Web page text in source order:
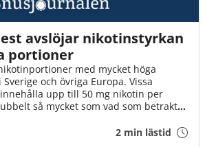
avslöjar nikotinstyrkan
portioner
med mycket höga
och övriga Europa. Vissa
upp till 50 mg nikotin per
så mycket som vad som betraktas
2 min lästid